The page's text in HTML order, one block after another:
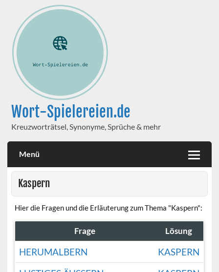
Wort-Spielereien.de
Kreuzworträtsel, Synonyme, Sprüche & mehr
Menü
Kaspern
Hier die Fragen und die Erläuterung zum Thema "Kaspern":
Frage Lösung
HERUMALBERN
KASPERN